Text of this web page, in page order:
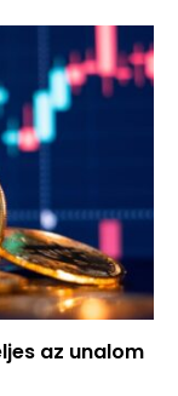
az unalom